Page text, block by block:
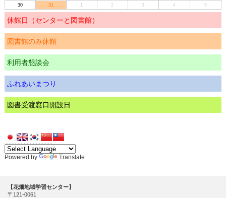
30
31 2 3 4 5
休館日（センターと図書館）
図書館のみ休館
利用者懇談会
ふれあいまつり
図書受渡窓口開設日
Powered by Translate
【花畑地域学習センター】
〒121-0061